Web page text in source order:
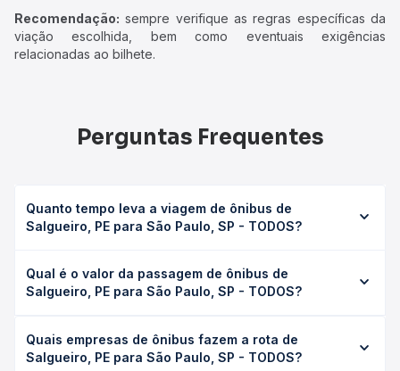
Recomendação: sempre verifique as regras específicas da
viação escolhida, bem como eventuais exigências
relacionadas ao bilhete.
Perguntas Frequentes
Quanto tempo leva a viagem de ônibus de
Salgueiro, PE para São Paulo, SP - TODOS?
TODOS leva em média 50h 41min, podendo variar
conforme a viação, o tipo de serviço (convencional,
Passagem você consulta os horários disponíveis e vê a
duração exata de cada opção na data desejada.
Qual é o valor da passagem de ônibus de
Salgueiro, PE para São Paulo, SP - TODOS?
São Paulo, SP - TODOS custa em média R$ 963,71 e varia
conforme a data da viagem, a empresa, o tipo de poltrona
Quais empresas de ônibus fazem a rota de
Salgueiro, PE para São Paulo, SP - TODOS?